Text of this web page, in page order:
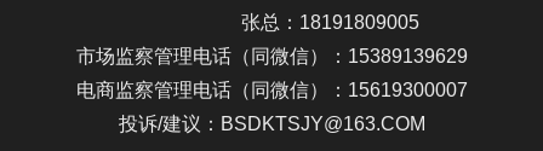
张总：18191809005
市场监察管理电话（同微信）：15389139629
电商监察管理电话（同微信）：15619300007
投诉/建议：BSDKTSJY@163.COM